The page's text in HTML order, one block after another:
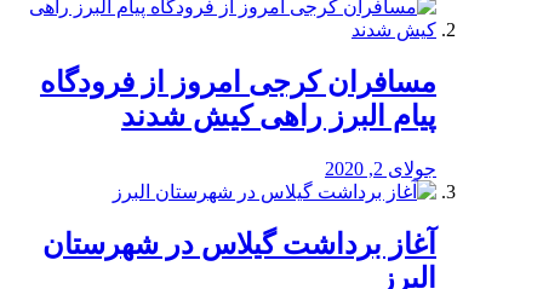
مسافران کرجی امروز از فرودگاه
پیام البرز راهی کیش شدند
جولای 2, 2020
آغاز برداشت گیلاس در شهرستان
البرز